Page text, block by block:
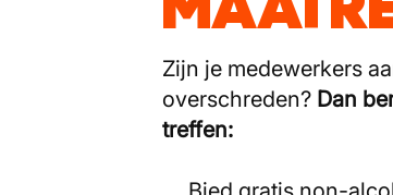
Zijn je medewerkers
overschreden? Dan
treffen: